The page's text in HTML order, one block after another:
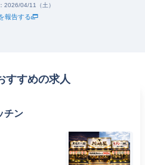
2026/04/11（土）
報告する
すすめの求人
チン